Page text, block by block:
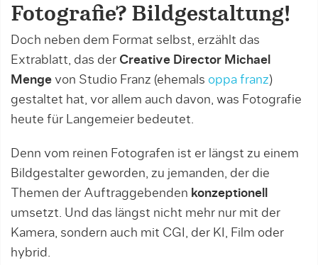
Fotografie? Bildgestaltung!
Doch neben dem Format selbst, erzählt das
Extrablatt, das der Creative Director Michael
Menge von Studio Franz (ehemals oppa franz)
gestaltet hat, vor allem auch davon, was Fotografie
heute für Langemeier bedeutet.
Denn vom reinen Fotografen ist er längst zu einem
Bildgestalter geworden, zu jemanden, der die
Themen der Auftraggebenden konzeptionell
umsetzt. Und das längst nicht mehr nur mit der
Kamera, sondern auch mit CGI, der KI, Film oder
hybrid.